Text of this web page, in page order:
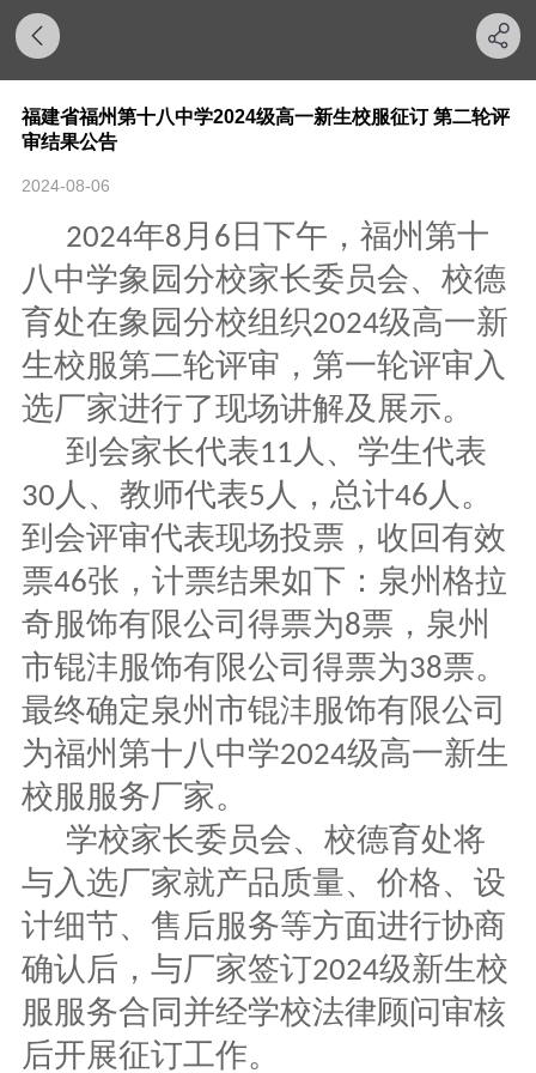
福建省福州第十八中学2024级高一新生校服征订 第二轮评
审结果公告
2024-08-06
2024年8 月 6 日下午，福州第十
八中学象园分校家长委员会、校德
育处在象园分校组织2024级高一新
生校服第二轮评审，第一轮评审入
选厂家进行了现场讲解及展示。
到会家长代表11 人、学生代表
30 人、教师代表5 人，总计46 人。
到会评审代表现场投票，收回有效
票46张，计票结果如下：泉州格拉
奇服饰有限公司得票为8票，泉州
市锟沣服饰有限公司得票为38票。
最终确定泉州市锟沣服饰有限公司
为福州第十八中学2024级高一新生
校服服务厂家。
学校家长委员会、校德育处将
与入选厂家就产品质量、价格、设
计细节、售后服务等方面进行协商
确认后，与厂家签订2024级新生校
服服务合同并经学校法律顾问审核
后开展征订工作。